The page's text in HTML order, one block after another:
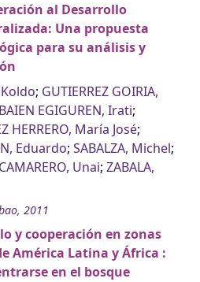
al Desarrollo
Una propuesta
para su análisis y
Koldo; GUTIERREZ GOIRIA,
EGIGUREN, Irati;
HERRERO, María José;
Eduardo; SABALZA, Michel;
Unai; ZABALA,
2011
y cooperación en zonas
América Latina y África :
en el bosque